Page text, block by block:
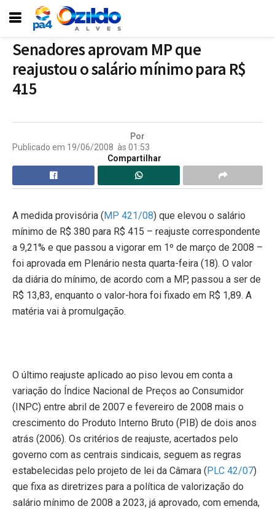
Senadores aprovam MP que
reajustou o salário mínimo para R$
415
Por
Publicado em 19/06/2008 às 01:53
Compartilhar
A medida provisória (MP 421/08) que elevou o salário
mínimo de R$ 380 para R$ 415 – reajuste correspondente
a 9,21% e que passou a vigorar em 1º de março de 2008 –
foi aprovada em Plenário nesta quarta-feira (18). O valor
da diária do mínimo, de acordo com a MP, passou a ser de
R$ 13,83, enquanto o valor-hora foi fixado em R$ 1,89. A
matéria vai à promulgação.
O último reajuste aplicado ao piso levou em conta a
variação do Índice Nacional de Preços ao Consumidor
(INPC) entre abril de 2007 e fevereiro de 2008 mais o
crescimento do Produto Interno Bruto (PIB) de dois anos
atrás (2006). Os critérios de reajuste, acertados pelo
governo com as centrais sindicais, seguem as regras
estabelecidas pelo projeto de lei da Câmara (PLC 42/07)
que fixa as diretrizes para a política de valorização do
salário mínimo de 2008 a 2023, já aprovado, com emenda,